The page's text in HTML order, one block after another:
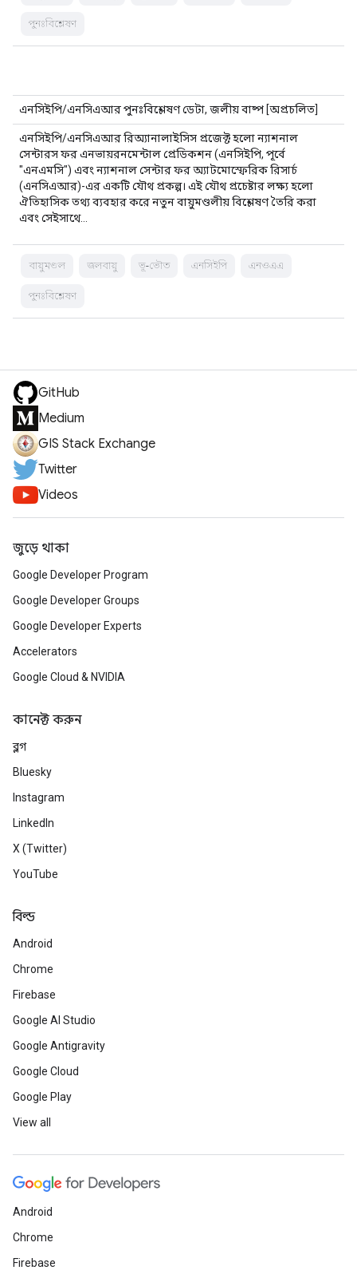
পুনঃবিশ্লেষণ
এনসিইপি/এনসিএআর পুনঃবিশ্লেষণ ডেটা, জলীয় বাষ্প [অপ্রচলিত]
এনসিইপি/এনসিএআর রিঅ্যানালাইসিস প্রজেক্ট হলো ন্যাশনাল
সেন্টারস ফর এনভায়রনমেন্টাল প্রেডিকশন (এনসিইপি, পূর্বে
"এনএমসি") এবং ন্যাশনাল সেন্টার ফর অ্যাটমোস্ফেরিক রিসার্চ
(এনসিএআর)-এর একটি যৌথ প্রকল্প। এই যৌথ প্রচেষ্টার লক্ষ্য হলো
ঐতিহাসিক তথ্য ব্যবহার করে নতুন বায়ুমণ্ডলীয় বিশ্লেষণ তৈরি করা
এবং সেইসাথে…
বায়ুমণ্ডল জলবায়ু ভূ-ভৌত এনসিইপি এনওএএ
পুনঃবিশ্লেষণ
GitHub
Medium
GIS Stack Exchange
Twitter
Videos
জুড়ে থাকা
Google Developer Program
Google Developer Groups
Google Developer Experts
Accelerators
Google Cloud & NVIDIA
কানেক্ট করুন
ব্লগ
Bluesky
Instagram
LinkedIn
X (Twitter)
YouTube
বিল্ড
Android
Chrome
Firebase
Google AI Studio
Google Antigravity
Google Cloud
Google Play
View all
Android
Chrome
Firebase